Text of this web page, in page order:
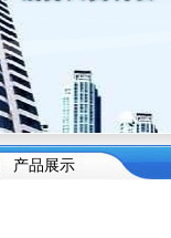
产品展示